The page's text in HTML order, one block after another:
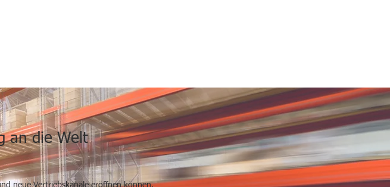
an die Welt
neue Vertriebskanäle eröffnen können.